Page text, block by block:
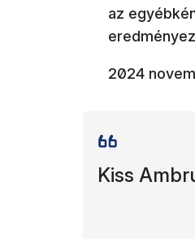
az
2024
Kiss